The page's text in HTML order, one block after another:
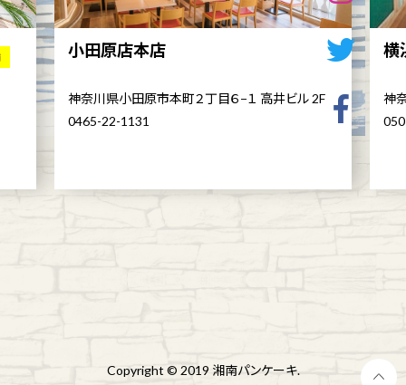
小田原店本店
神奈川県小田原市本町２丁目６−１ 高井ビル 2F
0465-22-1131
横
神
Copyright © 2019 湘南パンケーキ.